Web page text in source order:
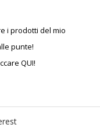
i prodotti del mio
punte!
QUI!